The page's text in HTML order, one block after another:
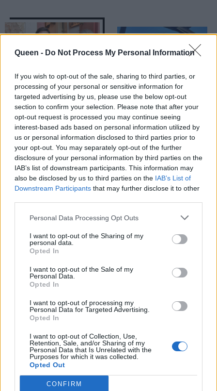
Queen - Do Not Process My Personal Information
If you wish to opt-out of the sale, sharing to third parties, or
processing of your personal or sensitive information for
targeted advertising by us, please use the below opt-out
section to confirm your selection. Please note that after your
opt-out request is processed you may continue seeing
interest-based ads based on personal information utilized by
us or personal information disclosed to third parties prior to
your opt-out. You may separately opt-out of the further
disclosure of your personal information by third parties on the
IAB’s list of downstream participants. This information may
also be disclosed by us to third parties on the IAB’s List of
Downstream Participants that may further disclose it to other
Personal Data Processing Opt Outs
I want to opt-out of the Sharing of my
personal data.
Opted In
I want to opt-out of the Sale of my
Personal Data.
Opted In
I want to opt-out of processing my
Personal Data for Targeted Advertising.
Opted In
I want to opt-out of Collection, Use,
Retention, Sale, and/or Sharing of my
Personal Data that Is Unrelated with the
Purposes for which it was collected.
Opted Out
CONFIRM
Η μεταμόρφωση της
Μπέτυ Λιβανού στην
Παραλία: Η
δολοφόνος με το
αγγελικό πρόσωπο,
επιστρέφει!
Η Παραλία
επιστρέφει με ένα
ακόμη έγκλημα και
τον έρωτα Αφροδίτης
Λιάντου και
Δημήτρη Κίτσου